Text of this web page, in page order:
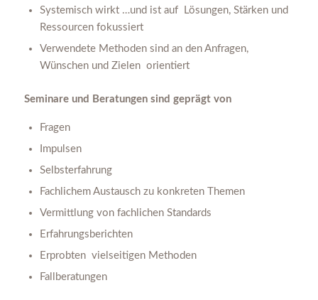
Systemisch wirkt …und ist auf Lösungen, Stärken und
Ressourcen fokussiert
Verwendete Methoden sind an den Anfragen,
Wünschen und Zielen orientiert
Seminare und Beratungen sind geprägt von
Fragen
Impulsen
Selbsterfahrung
Fachlichem Austausch zu konkreten Themen
Vermittlung von fachlichen Standards
Erfahrungsberichten
Erprobten vielseitigen Methoden
Fallberatungen